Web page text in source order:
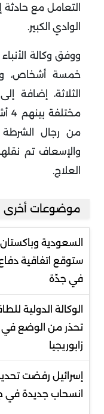
التعامل مع حادثة
الوادي الكبير.
ووفق وكالة
خمسة أشخاص،
من رجال الشرطة
والإسعاف تم
العلاج.
موضوعات أخرى
السعودية وباكستان
ستوقع اتفاقية
في جدّة
الوكالة الدولية
تحذر من الوضع
زابوريجيا
إسرائيل رفضت
انسحاب جديدة في